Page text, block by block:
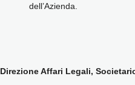
dell’Azienda.
Direzione Affari Legali,